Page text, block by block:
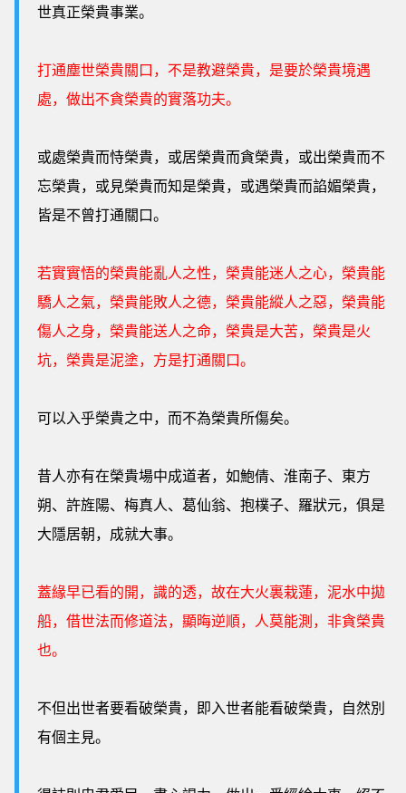
世真正榮貴事業。
打通塵世榮貴關口，不是教避榮貴，是要於榮貴境遇
處，做出不貪榮貴的實落功夫。
或處榮貴而恃榮貴，或居榮貴而貪榮貴，或出榮貴而不
忘榮貴，或見榮貴而知是榮貴，或遇榮貴而諂媚榮貴，
皆是不曾打通關口。
若實實悟的榮貴能亂人之性，榮貴能迷人之心，榮貴能
驕人之氣，榮貴能敗人之德，榮貴能縱人之惡，榮貴能
傷人之身，榮貴能送人之命，榮貴是大苦，榮貴是火
坑，榮貴是泥塗，方是打通關口。
可以入乎榮貴之中，而不為榮貴所傷矣。
昔人亦有在榮貴場中成道者，如鮑倩、淮南子、東方
朔、許旌陽、梅真人、葛仙翁、抱樸子、羅狀元，俱是
大隱居朝，成就大事。
蓋緣早已看的開，識的透，故在大火裏栽蓮，泥水中拋
船，借世法而修道法，顯晦逆順，人莫能測，非貪榮貴
也。
不但出世者要看破榮貴，即入世者能看破榮貴，自然別
有個主見。